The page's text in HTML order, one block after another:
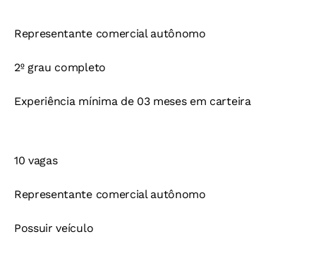
Representante comercial autônomo
2º grau completo
Experiência mínima de 03 meses em carteira
10 vagas
Representante comercial autônomo
Possuir veículo